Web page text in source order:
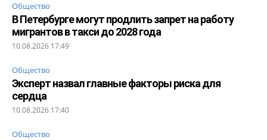
Общество
В Петербурге могут продлить запрет на работу
мигрантов в такси до 2028 года
10.08.2026 17:49
Общество
Эксперт назвал главные факторы риска для
сердца
10.08.2026 17:40
Общество